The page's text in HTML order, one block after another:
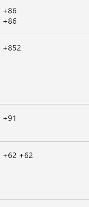
+86
+86
+852
+91
+62 +62